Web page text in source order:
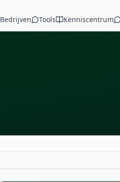
Bedrijven Tools Kenniscentrum